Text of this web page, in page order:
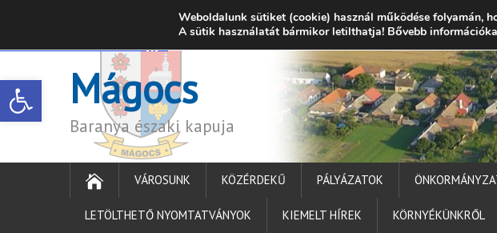
Open toolbar
7342 Mágocs, Szabadság utca 39. onkormanyzat@magocs.hu +36 (72) 451
Mágocs
Baranya északi kapuja
VÁROSUNK KÖZÉRDEKŰ PÁLYÁZATOK
LETÖLTHETŐ NYOMTATVÁNYOK KIEMELT HÍREK KÖRNYÉKÜNKRŐL
Weboldalunk sütiket (cookie) használ működése folyamán,
A sütik használatát bármikor letilthatja! Bővebb